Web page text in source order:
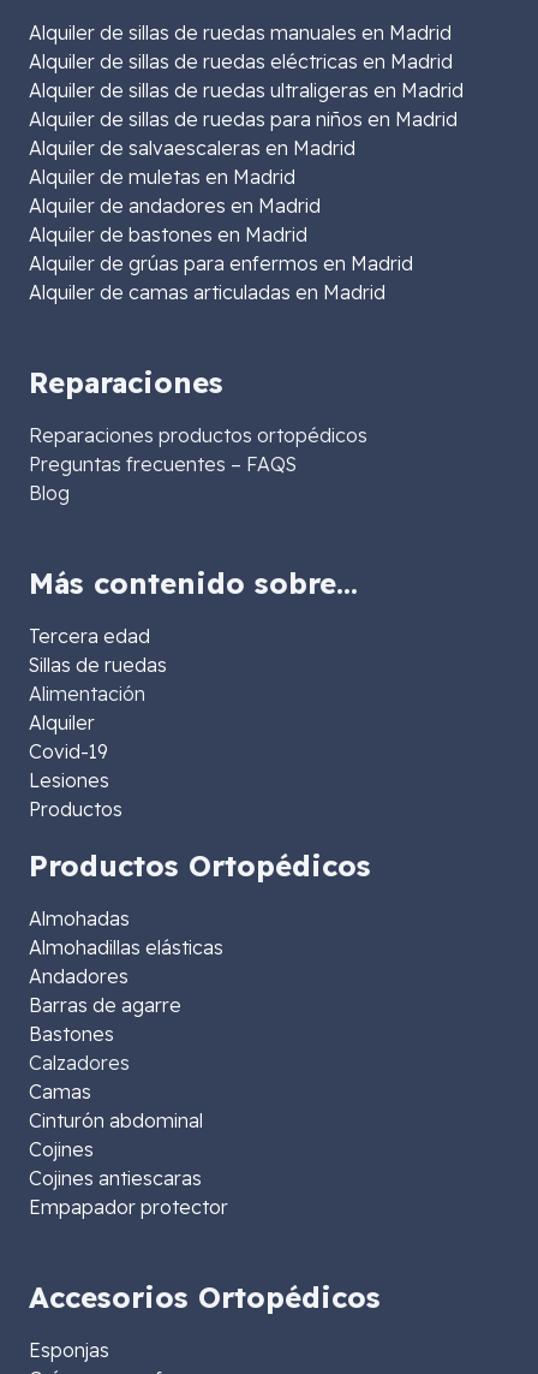
Alquiler de sillas de ruedas manuales en Madrid
Alquiler de sillas de ruedas eléctricas en Madrid
Alquiler de sillas de ruedas ultraligeras en Madrid
Alquiler de sillas de ruedas para niños en Madrid
Alquiler de salvaescaleras en Madrid
Alquiler de muletas en Madrid
Alquiler de andadores en Madrid
Alquiler de bastones en Madrid
Alquiler de grúas para enfermos en Madrid
Alquiler de camas articuladas en Madrid
Reparaciones
Reparaciones productos ortopédicos
Preguntas frecuentes – FAQS
Blog
Más contenido sobre…
Tercera edad
Sillas de ruedas
Alimentación
Alquiler
Covid-19
Lesiones
Productos
Productos Ortopédicos
Almohadas
Almohadillas elásticas
Andadores
Barras de agarre
Bastones
Calzadores
Camas
Cinturón abdominal
Cojines
Cojines antiescaras
Empapador protector
Accesorios Ortopédicos
Esponjas